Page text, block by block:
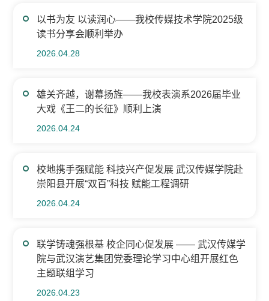
以书为友 以读润心——我校传媒技术学院2025级
读书分享会顺利举办
2026.04.28
雄关齐越，谢幕扬旌——我校表演系2026届毕业
大戏《王二的长征》顺利上演
2026.04.24
校地携手强赋能 科技兴产促发展 武汉传媒学院赴
崇阳县开展“双百”科技 赋能工程调研
2026.04.24
联学铸魂强根基 校企同心促发展 —— 武汉传媒学
院与武汉演艺集团党委理论学习中心组开展红色
主题联组学习
2026.04.23